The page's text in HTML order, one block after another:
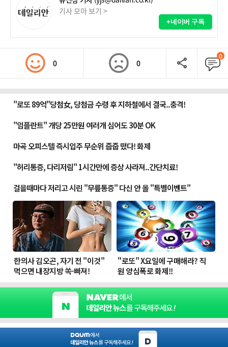
기사 모아 보기 >
+네이버 구독
0 0
0